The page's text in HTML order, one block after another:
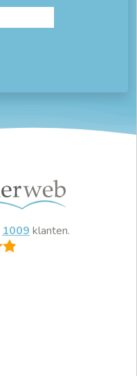
1009 klanten.